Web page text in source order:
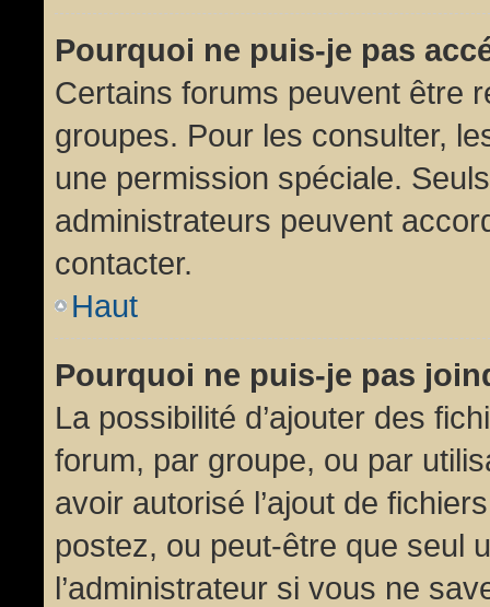
Pourquoi ne puis-je pas
Certains forums peuvent être
groupes. Pour les consulter,
une permission spéciale.
administrateurs peuvent
contacter.
Haut
Pourquoi ne puis-je pas
La possibilité d’ajouter des
forum, par groupe, ou par
avoir autorisé l’ajout de
postez, ou peut-être que seul
l’administrateur si vous ne